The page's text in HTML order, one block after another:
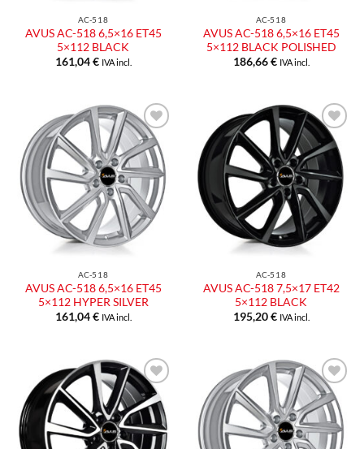
AC-518
AVUS AC-518 6,5×16 ET45
5×112 BLACK
161,04€ IVA incl.
AC-518
AVUS AC-518 6,5×16 ET45
5×112 BLACK POLISHED
186,66€ IVA incl.
Aggiungi
alla lista
dei
desideri
AC-518
AVUS AC-518 6,5×16 ET45
5×112 HYPER SILVER
161,04€ IVA incl.
Aggiungi
alla lista
dei
desideri
AC-518
AVUS AC-518 7,5×17 ET42
5×112 BLACK
195,20€ IVA incl.
Aggiungi
alla lista
dei
desideri
Aggiungi
alla lista
dei
desideri